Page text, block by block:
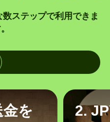
ステップで利用できま
を
2.